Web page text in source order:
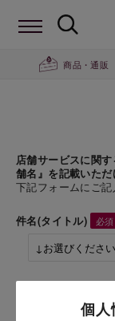
商品・通販
店舗サービスに関
舗名』を記載いただ
下記フォームにご記
個人
件名(タイトル)
【8月限定】山